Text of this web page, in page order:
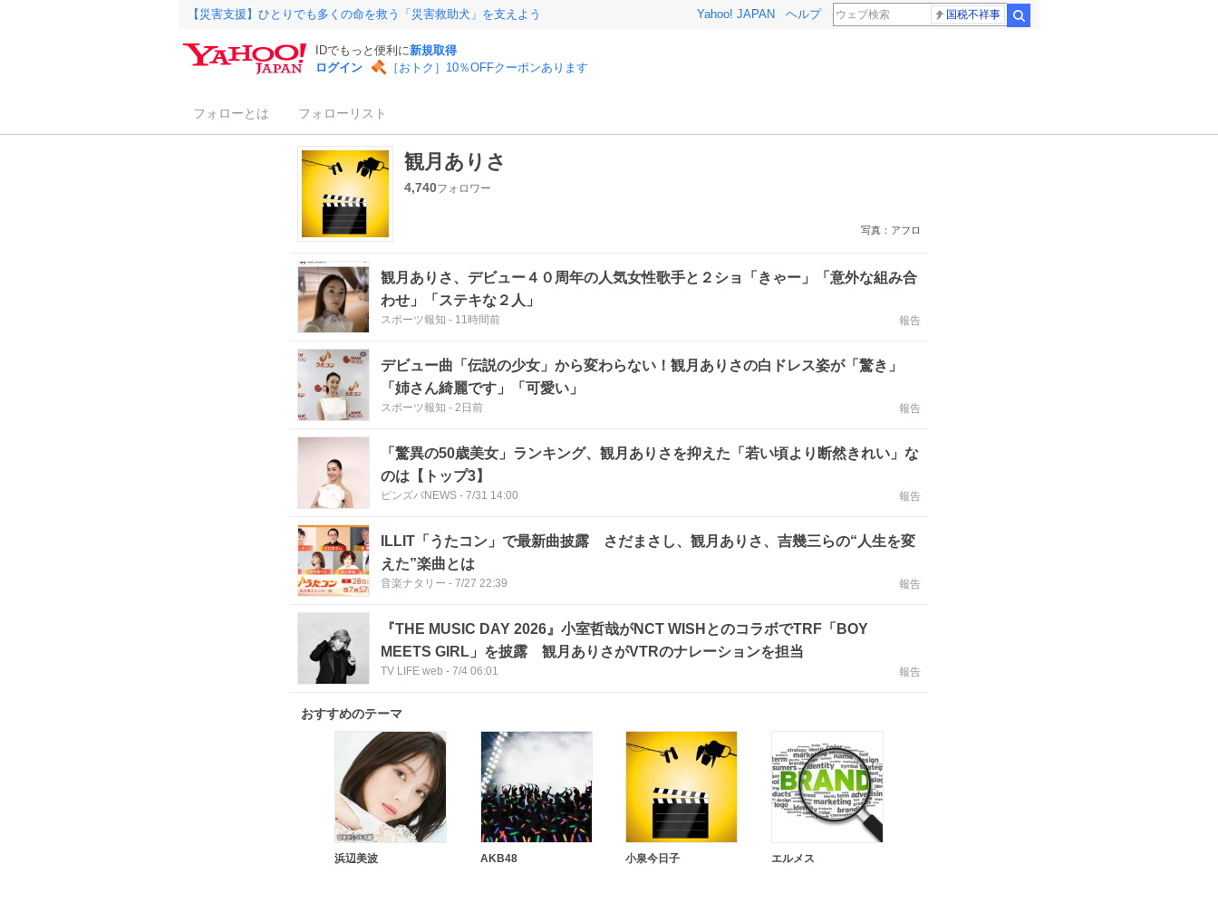
【災害支援】ひとりでも多くの命を救う「災害救助犬」を支えよう Yahoo! JAPAN ヘルプ 国税不祥事
IDでもっと便利に新規取得
ログイン
［おトク］10％OFFクーポンあります
フォローとは フォローリスト
観月ありさ
4,740フォロワー
写真：アフロ
観月ありさ、デビュー４０周年の人気女性歌手と２ショ「きゃー」「意外な組み合
わせ」「ステキな２人」
スポーツ報知 - 11時間前 報告
デビュー曲「伝説の少女」から変わらない！観月ありさの白ドレス姿が「驚き」
「姉さん綺麗です」「可愛い」
スポーツ報知 - 2日前 報告
「驚異の50歳美女」ランキング、観月ありさを抑えた「若い頃より断然きれい」な
のは【トップ3】
ピンズバNEWS - 7/31 14:00 報告
ILLIT「うたコン」で最新曲披露 さだまさし、観月ありさ、吉幾三らの“人生を変
えた”楽曲とは
音楽ナタリー - 7/27 22:39 報告
『THE MUSIC DAY 2026』小室哲哉がNCT WISHとのコラボでTRF「BOY
MEETS GIRL」を披露 観月ありさがVTRのナレーションを担当
TV LIFE web - 7/4 06:01 報告
おすすめのテーマ
浜辺美波 AKB48 小泉今日子 エルメス